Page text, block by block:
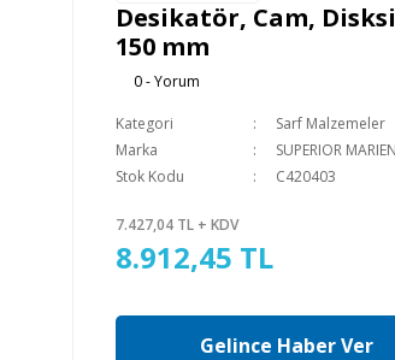
Desikatör, Cam,
150 mm
0 - Yorum
Kategori
Sarf Malzemeler
Marka
SUPERIOR
Stok Kodu
C420403
7.427,04 TL + KDV
8.912,45 TL
Gelince Haber Ver